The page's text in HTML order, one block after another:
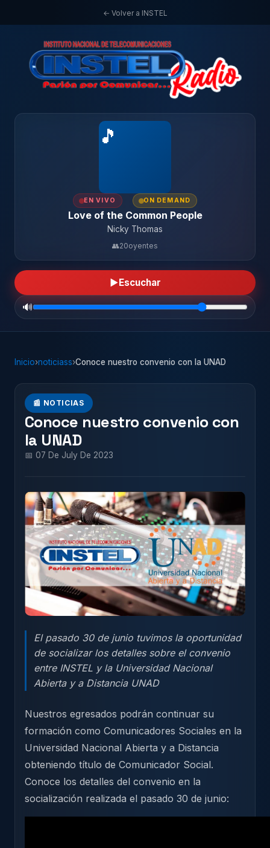
← Volver a INSTEL
🎵
EN VIVO ON DEMAND
Love of the Common People
Nicky Thomas
👥20oyentes
▶Escuchar
🔊
Inicio›noticiass›Conoce nuestro convenio con la UNAD
📰 NOTICIAS
Conoce nuestro convenio con
la UNAD
📅 07 De July De 2023
El pasado 30 de junio tuvimos la oportunidad
de socializar los detalles sobre el convenio
entre INSTEL y la Universidad Nacional
Abierta y a Distancia UNAD
Nuestros egresados podrán continuar su
formación como Comunicadores Sociales en la
Universidad Nacional Abierta y a Distancia
obteniendo título de Comunicador Social.
Conoce los detalles del convenio en la
socialización realizada el pasado 30 de junio: